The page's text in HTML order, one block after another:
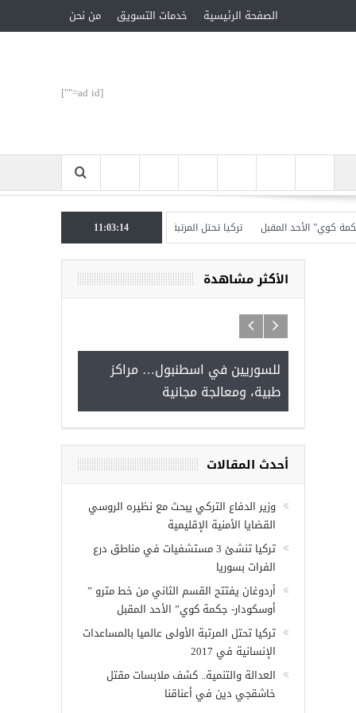
الصفحة الرئيسية خدمات التسويق من نحن
[ad id=""]
الأحد المقبل
تركيا تحتل المرتبة الأولى عالميا بالمساعدات الإنسانية في 2017
11:03:15
الأكثر مشاهدة
للسوريين في اسطنبول… مراكز
طبية، ومعالجة مجانية
أحدث المقالات
وزير الدفاع التركي يبحث مع نظيره الروسي
القضايا الأمنية الإقليمية
تركيا تنشئ 3 مستشفيات في مناطق درع
الفرات بسوريا
أردوغان يفتتح القسم الثاني من خط مترو ”
أوسكودار- جكمة كوي” الأحد المقبل
تركيا تحتل المرتبة الأولى عالميا بالمساعدات
الإنسانية في 2017
العدالة والتنمية.. كشف ملابسات مقتل
خاشقجي دين في أعناقنا